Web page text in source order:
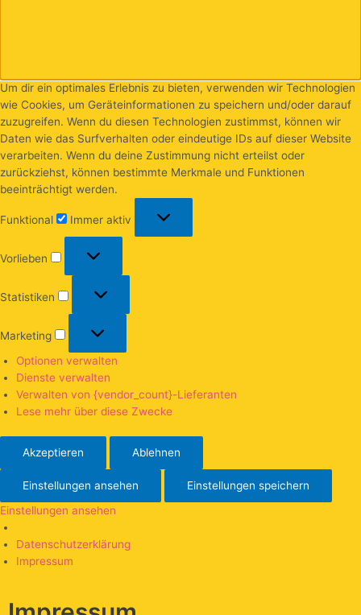
Um dir ein optimales Erlebnis zu bieten, verwenden wir Technologien
wie Cookies, um Geräteinformationen zu speichern und/oder darauf
zuzugreifen. Wenn du diesen Technologien zustimmst, können wir
Daten wie das Surfverhalten oder eindeutige IDs auf dieser Website
verarbeiten. Wenn du deine Zustimmung nicht erteilst oder
zurückziehst, können bestimmte Merkmale und Funktionen
beeinträchtigt werden.
Funktional Immer aktiv
Vorlieben
Statistiken
Marketing
Optionen verwalten
Dienste verwalten
Verwalten von {vendor_count}-Lieferanten
Lese mehr über diese Zwecke
Akzeptieren Ablehnen
Einstellungen ansehen
Einstellungen speichern
Einstellungen ansehen
Datenschutzerklärung
Impressum